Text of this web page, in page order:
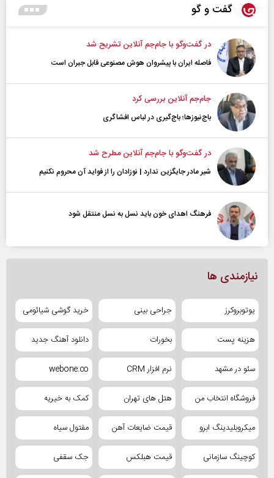
گفت و گو
در گفت‌و‌گو با جام‌جم آنلاین تشریح شد
فاصله ایران با پیشرو‌ان هوش مصنوعی قابل جبران است
جام‌جم آنلاین بررسی کرد
باج‌نیوزها؛ باج‌گیری در لباس افشاگری
در گفت‌و‌گو با جام‌جم آنلاین مطرح شد
شیر مادر جایگزین ندارد | نوزادان را از فواید آن محروم نکنیم
فرهنگ اهدای خون باید نسل به نسل منتقل شود
نیازمندی ها
یوتوبروکرز جراحی بینی خرید گوشی شیائومی
هزینه پست بخورات دانلود آهنگ جدید
سئو در مشهد نرم افزار CRM webone.co
فروشگاه انتخاب من هتل های تهران کمک به خیریه
میکروبلیدینگ ابرو قیمت ضایعات آهن مفتول سیاه
کوچینگ سازمانی قیمت هبلکس جک سقفی